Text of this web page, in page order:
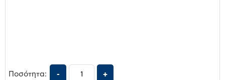
Ποσότητα: